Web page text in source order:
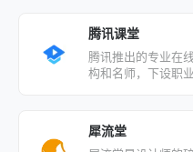
腾讯课堂
腾讯推出的专业在
构和名师，下设职
犀流堂